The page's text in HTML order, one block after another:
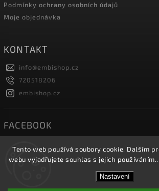
Tento web používá soubory cookie. Dalším
webu vyjadřujete souhlas s jejich
Nastavení
Podmínky ochrany osobních údajů
Moje objednávka
KONTAKT
info@embishop.cz
720518206
embishop.cz
FACEBOOK
Embishop.cz. Všechna
Shoptet